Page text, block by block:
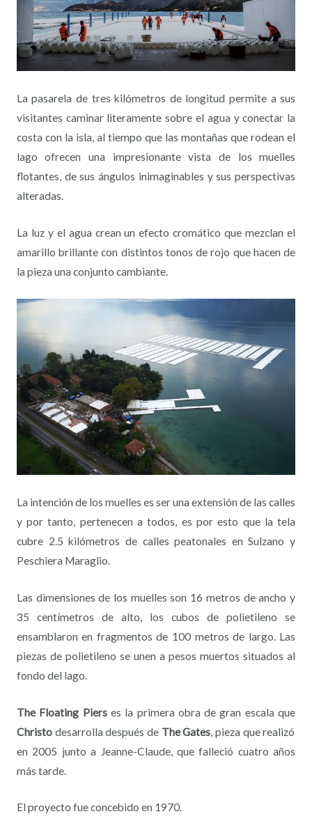
La pasarela de tres kilómetros de longitud permite a sus
visitantes caminar literamente sobre el agua y conectar la
costa con la isla, al tiempo que las montañas que rodean el
lago ofrecen una impresionante vista de los muelles
flotantes, de sus ángulos inimaginables y sus perspectivas
alteradas.
La luz y el agua crean un efecto cromático que mezclan el
amarillo brillante con distintos tonos de rojo que hacen de
la pieza una conjunto cambiante.
La intención de los muelles es ser una extensión de las calles
y por tanto, pertenecen a todos, es por esto que la tela
cubre 2.5 kilómetros de calles peatonales en Sulzano y
Peschiera Maraglio.
Las dimensiones de los muelles son 16 metros de ancho y
35 centímetros de alto, los cubos de polietileno se
ensamblaron en fragmentos de 100 metros de largo. Las
piezas de polietileno se unen a pesos muertos situados al
fondo del lago.
The Floating Pierses la primera obra de gran escala que
Christodesarrolla después de The Gates , pieza que realizó
en 2005 junto a Jeanne-Claude, que falleció cuatro años
más tarde.
El proyecto fue concebido en 1970.